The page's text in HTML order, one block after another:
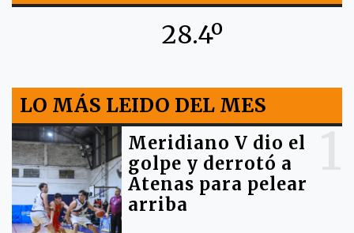
28.4º
LO MÁS LEIDO DEL MES
Meridiano V dio el
golpe y derrotó a
Atenas para pelear
arriba